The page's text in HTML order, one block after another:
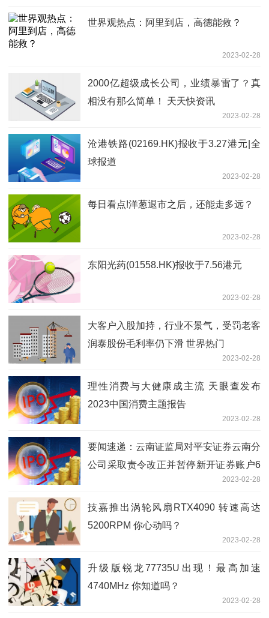
世界观热点：阿里到店，高德能救？
2023-02-28
2000亿超级成长公司，业绩暴雷了？真
相没有那么简单！ 天天快资讯
2023-02-28
沧港铁路(02169.HK)报收于3.27港元|全
球报道
2023-02-28
每日看点!洋葱退市之后，还能走多远？
2023-02-28
东阳光药(01558.HK)报收于7.56港元
2023-02-28
大客户入股加持，行业不景气，受罚老客
润泰股份毛利率仍下滑 世界热门
2023-02-28
理性消费与大健康成主流 天眼查发布
2023中国消费主题报告
2023-02-28
要闻速递：云南证监局对平安证券云南分
公司采取责令改正并暂停新开证券账户6
2023-02-28
技嘉推出涡轮风扇RTX4090 转速高达
5200RPM 你心动吗？
2023-02-28
升级版锐龙77735U出现！最高加速
4740MHz 你知道吗？
2023-02-28